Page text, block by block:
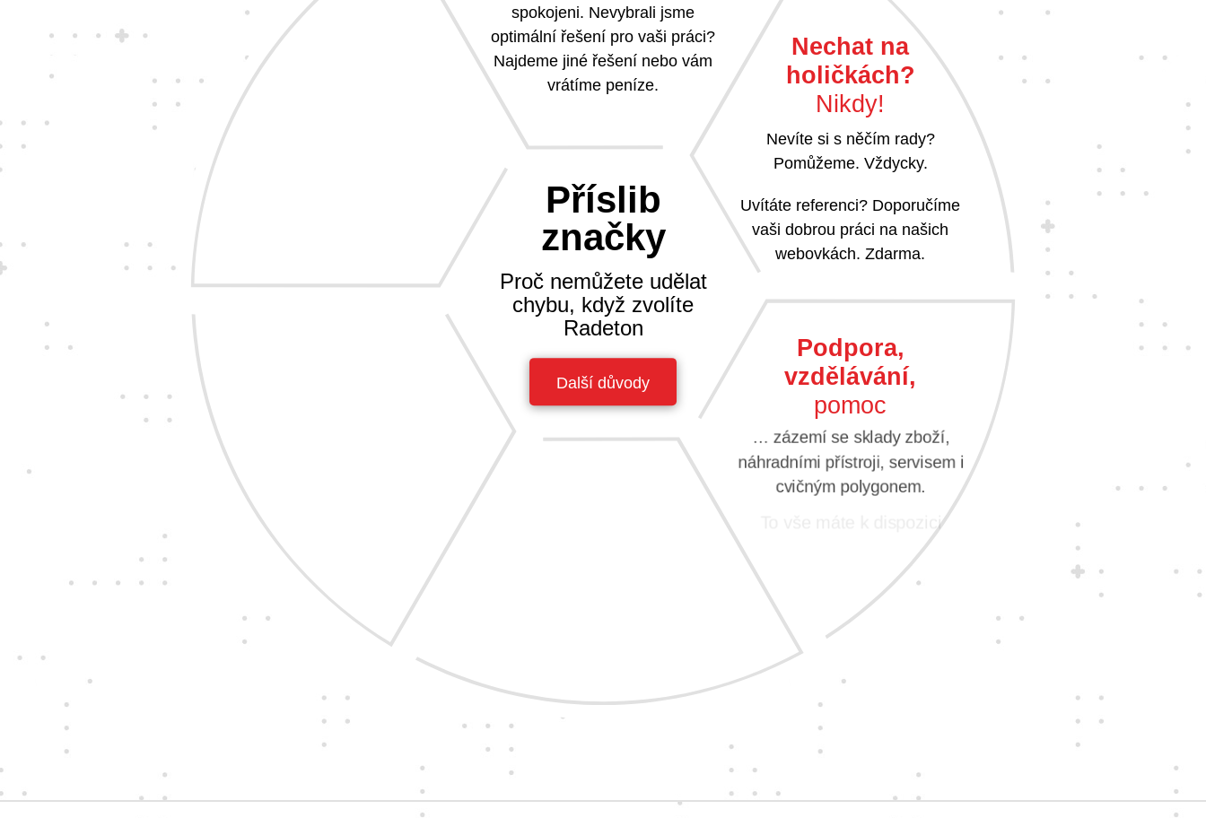
Příslib
značky
Proč nemůžete udělat
chybu, když zvolíte
Radeton
Další důvody
spokojeni. Nevybrali jsme
optimální řešení pro vaši práci?
Najdeme jiné řešení nebo vám
vrátíme peníze.
Nechat na
holičkách?
Nikdy!
Nevíte si s něčím rady?
Pomůžeme. Vždycky.
Uvítáte referenci? Doporučíme
vaši dobrou práci na našich
webovkách. Zdarma.
Podpora,
vzdělávání,
pomoc
… zázemí se sklady zboží,
náhradními přístroji, servisem i
cvičným polygonem.
To vše máte k dispozici